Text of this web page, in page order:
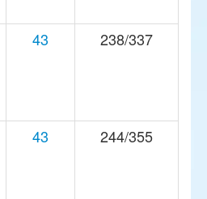
43 238/337
43 244/355